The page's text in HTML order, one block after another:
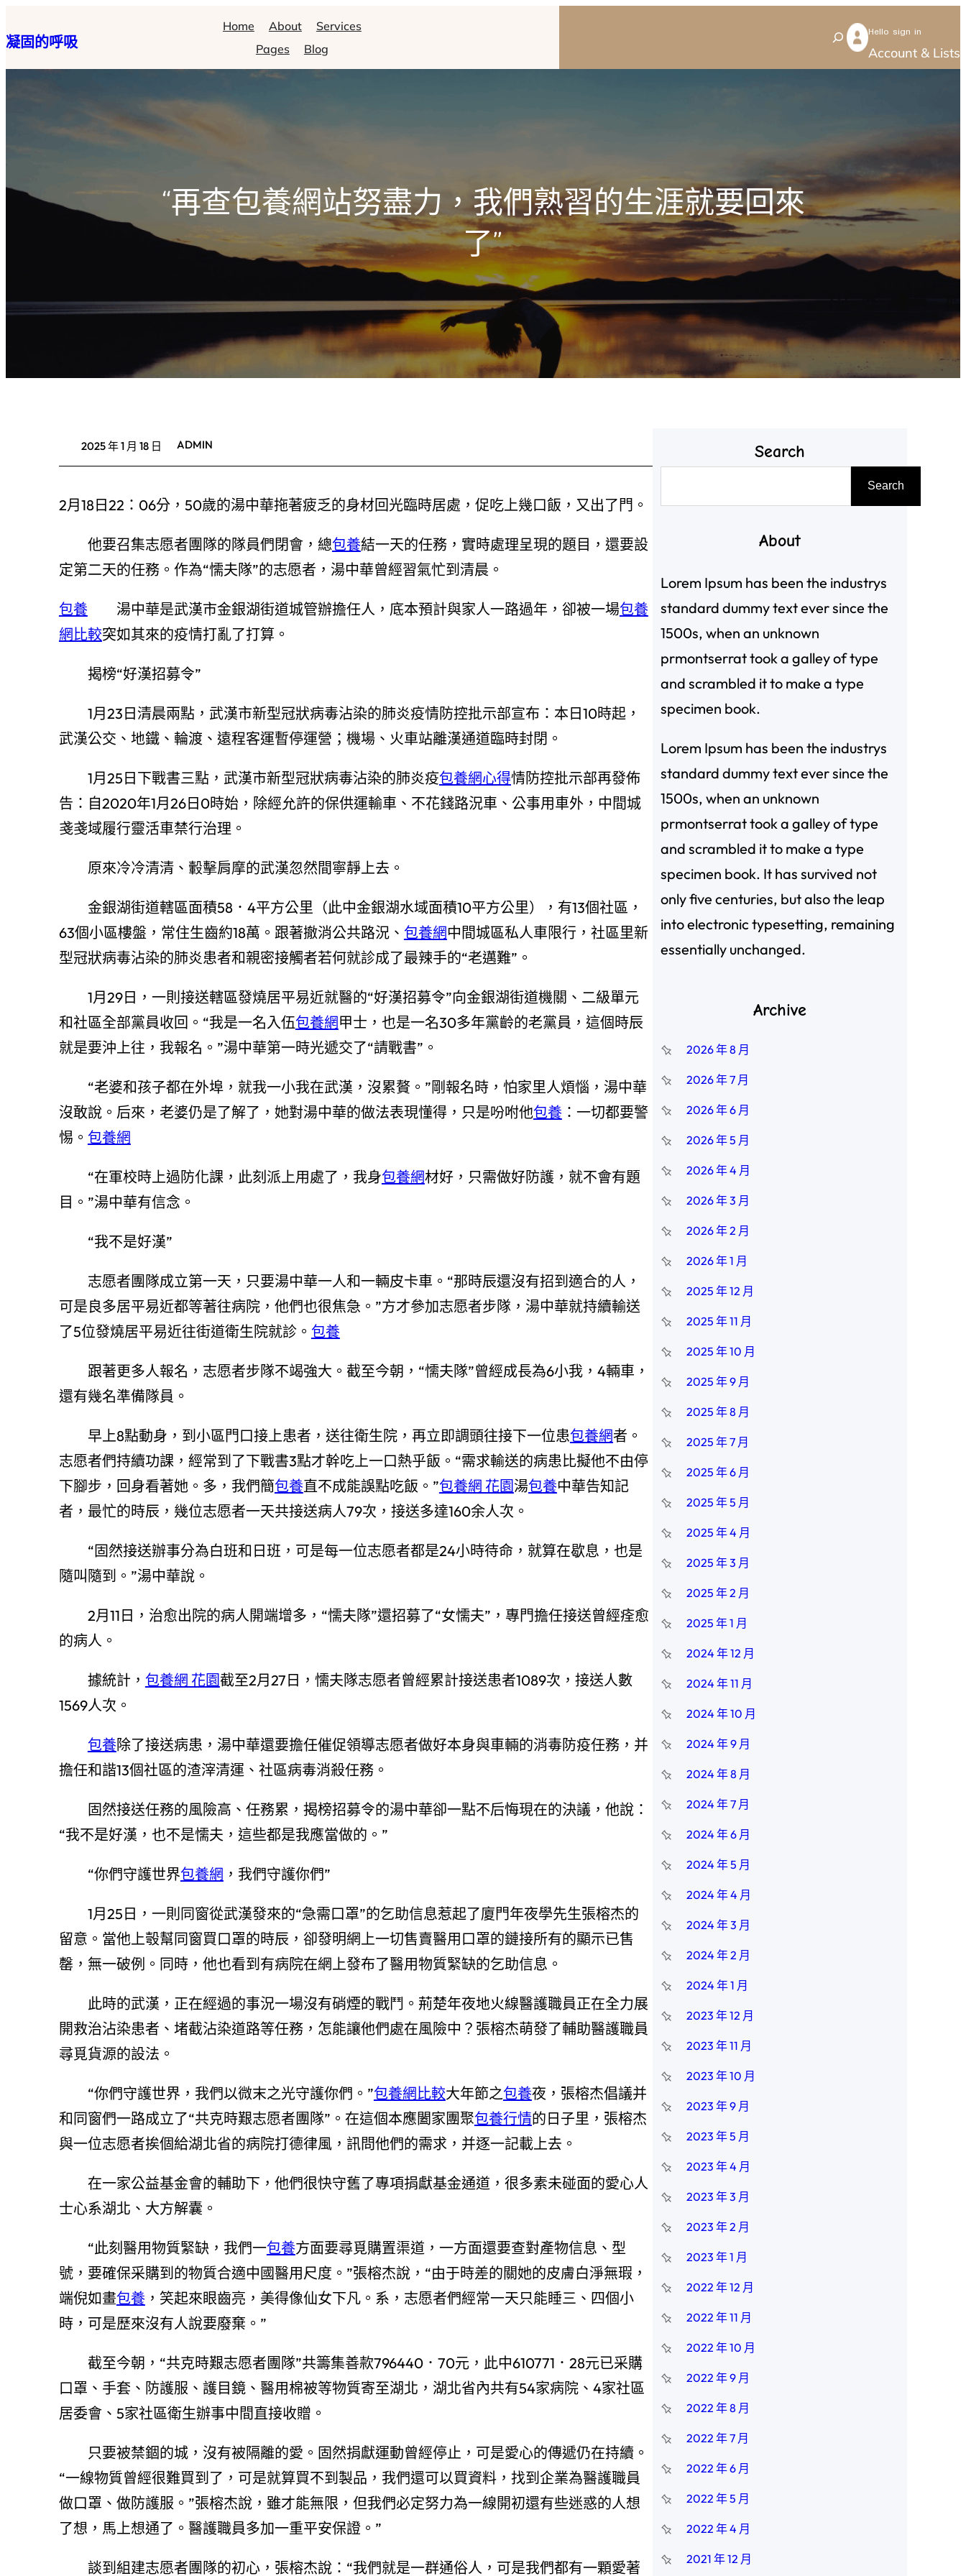
至
主
凝固的呼吸
Home About
Services
Pages
Blog
S
e
Hello sign in
Account & Lists
“再查包養網站努盡力，我們熟習的生涯就要回來
了”
2025 年 1 月 18 日 ADMIN
2月18日22：06分，50歲的湯中華拖著疲乏的身材回光臨時居處，促吃上幾口飯，又出了門。
他要召集志愿者團隊的隊員們閉會，總包養結一天的任務，實時處理呈現的題目，還要設
定第二天的任務。作為“懦夫隊”的志愿者，湯中華曾經習氣忙到清晨。
包養湯中華是武漢市金銀湖街道城管辦擔任人，底本預計與家人一路過年，卻被一場包養
網比較突如其來的疫情打亂了打算。
揭榜“好漢招募令”
1月23日清晨兩點，武漢市新型冠狀病毒沾染的肺炎疫情防控批示部宣布：本日10時起，
武漢公交、地鐵、輪渡、遠程客運暫停運營；機場、火車站離漢通道臨時封閉。
1月25日下戰書三點，武漢市新型冠狀病毒沾染的肺炎疫包養網心得情防控批示部再發佈
告：自2020年1月26日0時始，除經允許的保供運輸車、不花錢路況車、公事用車外，中間城
戔戔域履行靈活車禁行治理。
原來冷冷清清、轂擊肩摩的武漢忽然間寧靜上去。
金銀湖街道轄區面積58．4平方公里（此中金銀湖水域面積10平方公里），有13個社區，
63個小區樓盤，常住生齒約18萬。跟著撤消公共路況、 包養網中間城區私人車限行，社區里新
型冠狀病毒沾染的肺炎患者和親密接觸者若何就診成了最辣手的“老邁難”。
1月29日，一則接送轄區發燒居平易近就醫的“好漢招募令”向金銀湖街道機關、二級單元
和社區全部黨員收回。“我是一名入伍包養網甲士，也是一名30多年黨齡的老黨員，這個時辰
就是要沖上往，我報名。”湯中華第一時光遞交了“請戰書”。
“老婆和孩子都在外埠，就我一小我在武漢，沒累贅。”剛報名時，怕家里人煩惱，湯中華
沒敢說。后來，老婆仍是了解了，她對湯中華的做法表現懂得，只是吩咐他包養：一切都要警
惕。 包養網
“在軍校時上過防化課，此刻派上用處了，我身包養網材好，只需做好防護，就不會有題
目。”湯中華有信念。
“我不是好漢”
志愿者團隊成立第一天，只要湯中華一人和一輛皮卡車。“那時辰還沒有招到適合的人，
可是良多居平易近都等著往病院，他們也很焦急。”方才參加志愿者步隊，湯中華就持續輸送
了5位發燒居平易近往街道衛生院就診。 包養
跟著更多人報名，志愿者步隊不竭強大。截至今朝，“懦夫隊”曾經成長為6小我，4輛車，
還有幾名準備隊員。
早上8點動身，到小區門口接上患者，送往衛生院，再立即調頭往接下一位患包養網者。
志愿者們持續功課，經常到了下戰書3點才幹吃上一口熱乎飯。“需求輸送的病患比擬他不由停
下腳步，回身看著她。多，我們簡包養直不成能誤點吃飯。”包養網 花園湯包養中華告知記
者，最忙的時辰，幾位志愿者一天共接送病人79次，接送多達160余人次。
“固然接送辦事分為白班和日班，可是每一位志愿者都是24小時待命，就算在歇息，也是
隨叫隨到。”湯中華說。
2月11日，治愈出院的病人開端增多，“懦夫隊”還招募了“女懦夫”，專門擔任接送曾經痊愈
的病人。
據統計， 包養網 花園截至2月27日，懦夫隊志愿者曾經累計接送患者1089次，接送人數
1569人次。
包養除了接送病患，湯中華還要擔任催促領導志愿者做好本身與車輛的消毒防疫任務，并
擔任和諧13個社區的渣滓清運、社區病毒消殺任務。
固然接送任務的風險高、任務累，揭榜招募令的湯中華卻一點不后悔現在的決議，他說：
“我不是好漢，也不是懦夫，這些都是我應當做的。”
“你們守護世界包養網 ，我們守護你們”
1月25日，一則同窗從武漢發來的“急需口罩”的乞助信息惹起了廈門年夜學先生張榕杰的
留意。當他上彀幫同窗買口罩的時辰，卻發明網上一切售賣醫用口罩的鏈接所有的顯示已售
罄，無一破例。同時，他也看到有病院在網上發布了醫用物質緊缺的乞助信息。
此時的武漢，正在經過的事況一場沒有硝煙的戰鬥。荊楚年夜地火線醫護職員正在全力展
開救治沾染患者、堵截沾染道路等任務，怎能讓他們處在風險中？張榕杰萌發了輔助醫護職員
尋覓貨源的設法。
“你們守護世界，我們以微末之光守護你們。”包養網比較大年節之包養夜，張榕杰倡議并
和同窗們一路成立了“共克時艱志愿者團隊”。在這個本應闔家團聚包養行情的日子里，張榕杰
與一位志愿者挨個給湖北省的病院打德律風，訊問他們的需求，并逐一記載上去。
在一家公益基金會的輔助下，他們很快守舊了專項捐獻基金通道，很多素未碰面的愛心人
士心系湖北、大方解囊。
“此刻醫用物質緊缺，我們一包養方面要尋覓購置渠道，一方面還要查對產物信息、型
號，要確保采購到的物質合適中國醫用尺度。”張榕杰說，“由于時差的關她的皮膚白淨無瑕，
端倪如畫包養，笑起來眼齒亮，美得像仙女下凡。系，志愿者們經常一天只能睡三、四個小
時，可是歷來沒有人說要廢棄。”
截至今朝，“共克時艱志愿者團隊”共籌集善款796440．70元，此中610771．28元已采購
口罩、手套、防護服、護目鏡、醫用棉被等物質寄至湖北，湖北省內共有54家病院、4家社區
居委會、5家社區衛生辦事中間直接收贈。
只要被禁錮的城，沒有被隔離的愛。固然捐獻運動曾經停止，可是愛心的傳遞仍在持續。
“一線物質曾經很難買到了，可是就算買不到製品，我們還可以買資料，找到企業為醫護職員
做口罩、做防護服。”張榕杰說，雖才能無限，但我們必定努力為一線開初還有些迷惑的人想
了想，馬上想通了。醫護職員多加一重平安保證。”
談到組建志愿者團隊的初心，張榕杰說：“我們就是一群通俗人，可是我們都有一顆愛著
Search
尋
Search
About
Lorem Ipsum has been the industrys
standard dummy text ever since the
1500s, when an unknown
prmontserrat took a galley of type
and scrambled it to make a type
specimen book.
Lorem Ipsum has been the industrys
standard dummy text ever since the
1500s, when an unknown
prmontserrat took a galley of type
and scrambled it to make a type
specimen book. It has survived not
only five centuries, but also the leap
into electronic typesetting, remaining
essentially unchanged.
Archive
2026 年 8 月
2026 年 7 月
2026 年 6 月
2026 年 5 月
2026 年 4 月
2026 年 3 月
2026 年 2 月
2026 年 1 月
2025 年 12 月
2025 年 11 月
2025 年 10 月
2025 年 9 月
2025 年 8 月
2025 年 7 月
2025 年 6 月
2025 年 5 月
2025 年 4 月
2025 年 3 月
2025 年 2 月
2025 年 1 月
2024 年 12 月
2024 年 11 月
2024 年 10 月
2024 年 9 月
2024 年 8 月
2024 年 7 月
2024 年 6 月
2024 年 5 月
2024 年 4 月
2024 年 3 月
2024 年 2 月
2024 年 1 月
2023 年 12 月
2023 年 11 月
2023 年 10 月
2023 年 9 月
2023 年 5 月
2023 年 4 月
2023 年 3 月
2023 年 2 月
2023 年 1 月
2022 年 12 月
2022 年 11 月
2022 年 10 月
2022 年 9 月
2022 年 8 月
2022 年 7 月
2022 年 6 月
2022 年 5 月
2022 年 4 月
2021 年 12 月